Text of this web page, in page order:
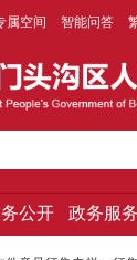
属空间 智能问答
公开 政务服务